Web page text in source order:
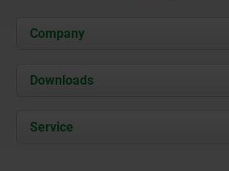
Company
About us
Career
Downloads
Documents
Service